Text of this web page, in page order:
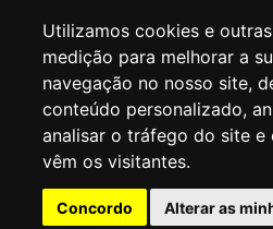
Utilizamos cookies e
medição para melhorar a
navegação no nosso site,
conteúdo personalizado,
analisar o tráfego do site e
vêm os visitantes.
Concordo Alterar as
SECRETARIA DE
Rua Claudino Barbosa, 313 - Macedo
Central de Atendimento: